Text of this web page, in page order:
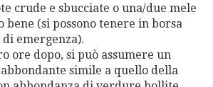
crude e sbucciate o una/due mele
bene (si possono tenere in borsa
di emergenza).
ore dopo, si può assumere un
simile a quello della